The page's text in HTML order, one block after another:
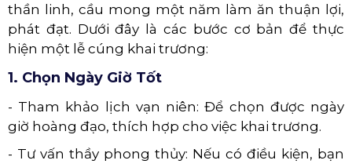
thần linh, cầu mong một năm làm ăn thuận lợi,
phát đạt. Dưới đây là các bước cơ bản để thực
hiện một lễ cúng khai trương:
1. Chọn Ngày Giờ Tốt
- Tham khảo lịch vạn niên: Để chọn được ngày
giờ hoàng đạo, thích hợp cho việc khai trương.
- Tư vấn thầy phong thủy: Nếu có điều kiện, bạn